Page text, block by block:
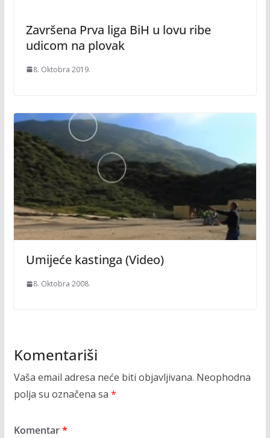
Završena Prva liga BiH u lovu ribe
udicom na plovak
8. Oktobra 2019.
Umijeće kastinga (Video)
8. Oktobra 2008.
Komentariši
Vaša email adresa neće biti objavljivana. Neophodna
polja su označena sa *
Komentar*